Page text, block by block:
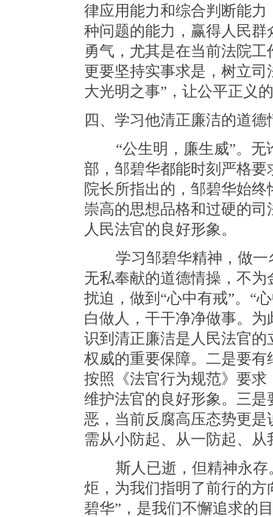
律应用能力和综合判断能
种问题的能力，赢得人民
勇气，尤其是在当前法院
更要坚持实事求是，树立
大光明之事”，让公平正义
四、学习他清正廉洁的道
“公生明，廉生威”。无
部，邹碧华都能时刻严格
院长所指出的，邹碧华始
崇高的思想品格和过硬的
人民法官的良好形象。
学习邹碧华精神，做一
无私奉献的道德情操，不
扰迫，做到“心中有戒”。“
白做人，干干净净做事。
识到清正廉洁是人民法官
权威的重要保障。二是要
按照《法官行为规范》要
维护法官的良好形象。三
恶，当前反腐高压态势更是
需从小防起、从一防起、从
斯人已逝，但精神永存
炬，为我们指明了前行的
碧华”，是我们不懈追求的